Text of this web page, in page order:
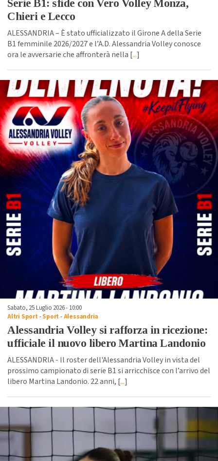
Serie B1: sfide con Vero Volley Monza,
Chieri e Lecco
ALESSANDRIA – È stato ufficializzato il Girone A della Serie
B1 femminile 2026/2027 e l’A.D. Alessandria Volley conosce
ora le avversarie che affronterà nella [...]
Sabato, 25 Luglio 2026 - 10:00
Altri Sport -Sport -Alessandria
Alessandria Volley si rafforza in ricezione:
ufficiale il nuovo libero Martina Landonio
ALESSANDRIA - Il roster dell'Alessandria Volley in vista del
prossimo campionato di serie B1 si arricchisce con l’arrivo del
libero Martina Landonio. 22 anni, [...]